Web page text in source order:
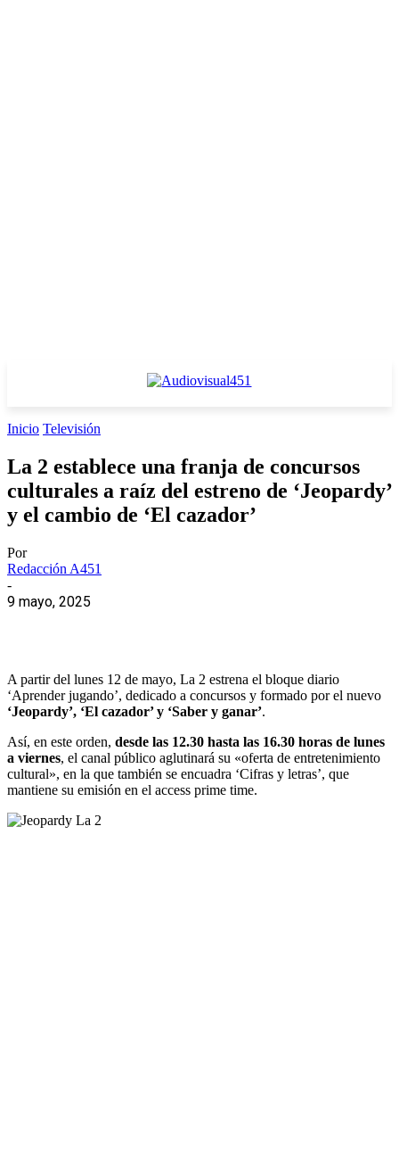
Inicio Televisión
La 2 establece una franja de concursos
culturales a raíz del estreno de ‘Jeopardy’
y el cambio de ‘El cazador’
Por
Redacción A451
-
9 mayo, 2025
A partir del lunes 12 de mayo, La 2 estrena el bloque diario
‘Aprender jugando’, dedicado a concursos y formado por el nuevo
‘Jeopardy’, ‘El cazador’ y ‘Saber y ganar’.
Así, en este orden, desde las 12.30 hasta las 16.30 horas de lunes
a viernes, el canal público aglutinará su «oferta de entretenimiento
cultural», en la que también se encuadra ‘Cifras y letras’, que
mantiene su emisión en el access prime time.